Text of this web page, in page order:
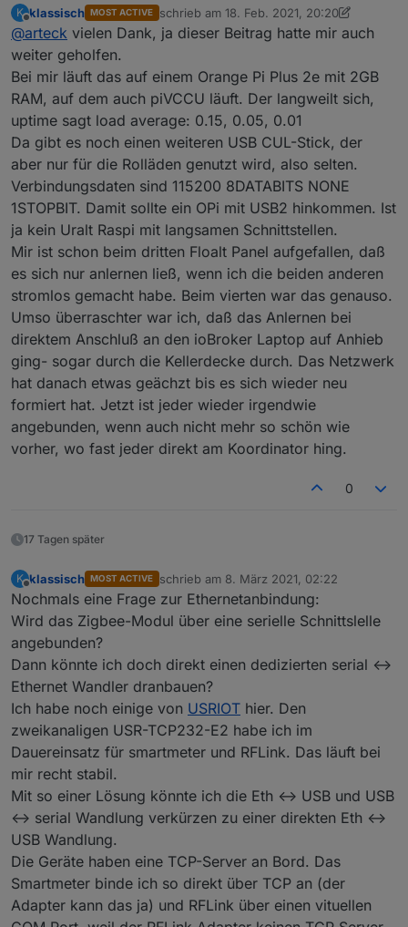
das einzige ist .. welchen pi nutzt du also da wo der
stick drin steckt..
kann sein dass du die bound rate reduzieren musst.. es
gab mal einen ser2net beitrag hier im forum hast mal
geschaut ?
https://forum.iobroker.net/topic/40635/how-to-rasbee-
oder-rasbee-ii-via-ser2net?_=1613676838597
K
Offline
klassisch MOST ACTIVE schrieb am 18. Feb. 2021, 20:20
zuletzt editiert von klassisch
@arteck vielen Dank, ja dieser Beitrag hatte mir auch
weiter geholfen.
Bei mir läuft das auf einem Orange Pi Plus 2e mit 2GB
RAM, auf dem auch piVCCU läuft. Der langweilt sich,
uptime sagt load average: 0.15, 0.05, 0.01
Da gibt es noch einen weiteren USB CUL-Stick, der
aber nur für die Rolläden genutzt wird, also selten.
Verbindungsdaten sind 115200 8DATABITS NONE
1STOPBIT. Damit sollte ein OPi mit USB2 hinkommen. Ist
ja kein Uralt Raspi mit langsamen Schnittstellen.
Mir ist schon beim dritten Floalt Panel aufgefallen, daß
es sich nur anlernen ließ, wenn ich die beiden anderen
stromlos gemacht habe. Beim vierten war das genauso.
Umso überraschter war ich, daß das Anlernen bei
direktem Anschluß an den ioBroker Laptop auf Anhieb
ging- sogar durch die Kellerdecke durch. Das Netzwerk
hat danach etwas geächzt bis es sich wieder neu
formiert hat. Jetzt ist jeder wieder irgendwie
angebunden, wenn auch nicht mehr so schön wie
vorher, wo fast jeder direkt am Koordinator hing.
0
17 Tagen später
K
Offline
klassisch MOST ACTIVE schrieb am 8. März 2021, 02:22
zuletzt editiert von
Nochmals eine Frage zur Ethernetanbindung:
Wird das Zigbee-Modul über eine serielle Schnittslelle
angebunden?
Dann könnte ich doch direkt einen dedizierten serial <->
Ethernet Wandler dranbauen?
Ich habe noch einige von USRIOT hier. Den
zweikanaligen USR-TCP232-E2 habe ich im
Dauereinsatz für smartmeter und RFLink. Das läuft bei
mir recht stabil.
Mit so einer Lösung könnte ich die Eth <-> USB und USB
<-> serial Wandlung verkürzen zu einer direkten Eth <->
USB Wandlung.
Die Geräte haben eine TCP-Server an Bord. Das
Smartmeter binde ich so direkt über TCP an (der
Adapter kann das ja) und RFLink über einen vituellen